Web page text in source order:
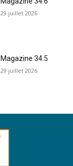
29 juillet 2026
Magazine 34.5
29 juillet 2026